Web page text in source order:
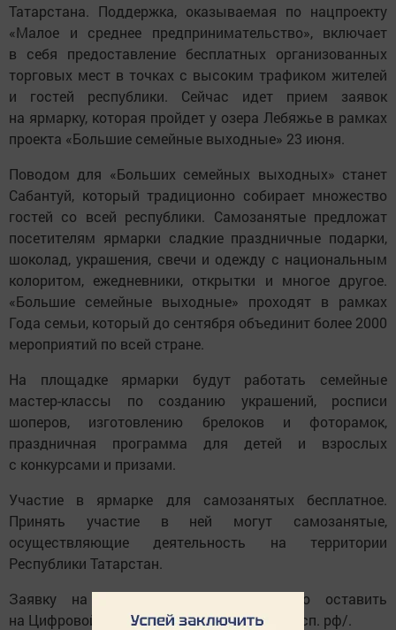
Татарстана. Поддержка, оказываемая по нацпроекту
«Малое и среднее предпринимательство», включает
в себя предоставление бесплатных организованных
торговых мест в точках с высоким трафиком жителей
и гостей республики. Сейчас идет прием заявок
на ярмарку, которая пройдет у озера Лебяжье в рамках
проекта «Большие семейные выходные» 23 июня.
Поводом для «Больших семейных выходных» станет
Сабантуй, который традиционно собирает множество
гостей со всей республики. Самозанятые предложат
посетителям ярмарки сладкие праздничные подарки,
шоколад, украшения, свечи и одежду с национальным
колоритом, ежедневники, открытки и многое другое.
«Большие семейные выходные» проходят в рамках
Года семьи, который до сентября объединит более 2000
мероприятий по всей стране.
На площадке ярмарки будут работать семейные
мастер-классы по созданию украшений, росписи
шоперов, изготовлению брелоков и фоторамок,
праздничная программа для детей и взрослых
с конкурсами и призами.
Участие в ярмарке для самозанятых бесплатное.
Принять участие в ней могут самозанятые,
осуществляющие деятельность на территории
Республики Татарстан.
Заявку на участие в ярмарке можно оставить
на Цифровой платформе МСП. РФ https://мсп. рф/.